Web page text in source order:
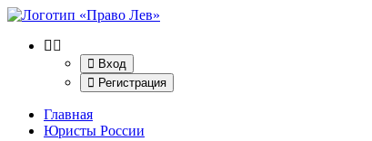
Вход
Регистрация
Главная
Юристы России